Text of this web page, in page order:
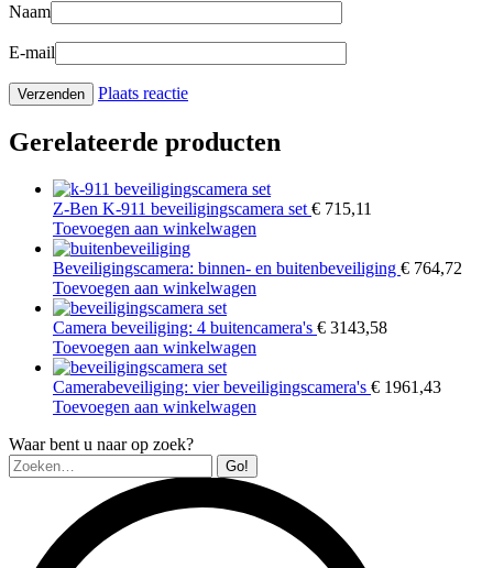
Naam
E-mail
Plaats reactie
Gerelateerde producten
Z-Ben K-911 beveiligingscamera set € 715,11
Toevoegen aan winkelwagen
Beveiligingscamera: binnen- en buitenbeveiliging € 764,72
Toevoegen aan winkelwagen
Camera beveiliging: 4 buitencamera's € 3143,58
Toevoegen aan winkelwagen
Camerabeveiliging: vier beveiligingscamera's € 1961,43
Toevoegen aan winkelwagen
Waar bent u naar op zoek?
Zoeken: